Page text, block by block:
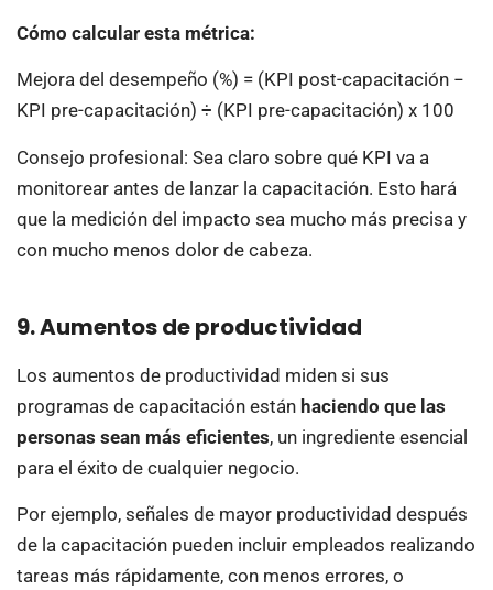
Cómo calcular esta métrica:
Mejora del desempeño (%) = (KPI post-capacitación −
KPI pre-capacitación) ÷ (KPI pre-capacitación) x 100
Consejo profesional: Sea claro sobre qué KPI va a
monitorear antes de lanzar la capacitación. Esto hará
que la medición del impacto sea mucho más precisa y
con mucho menos dolor de cabeza.
9. Aumentos de productividad
Los aumentos de productividad miden si sus
programas de capacitación están haciendo que las
personas sean más eficientes, un ingrediente esencial
para el éxito de cualquier negocio.
Por ejemplo, señales de mayor productividad después
de la capacitación pueden incluir empleados realizando
tareas más rápidamente, con menos errores, o